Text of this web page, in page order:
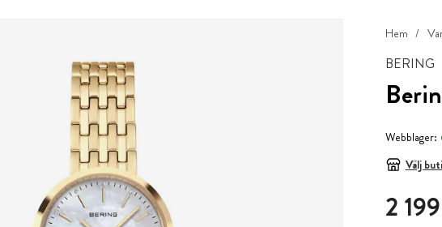
Hem
BERING
Webblager:
Välj
Pris:2
2